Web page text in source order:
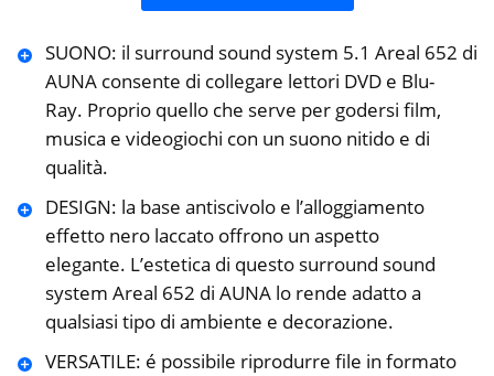
SUONO: il surround sound system 5.1 Areal 652 di
AUNA consente di collegare lettori DVD e Blu-
Ray. Proprio quello che serve per godersi film,
musica e videogiochi con un suono nitido e di
qualità.
DESIGN: la base antiscivolo e l’alloggiamento
effetto nero laccato offrono un aspetto
elegante. L’estetica di questo surround sound
system Areal 652 di AUNA lo rende adatto a
qualsiasi tipo di ambiente e decorazione.
VERSATILE: é possibile riprodurre file in formato